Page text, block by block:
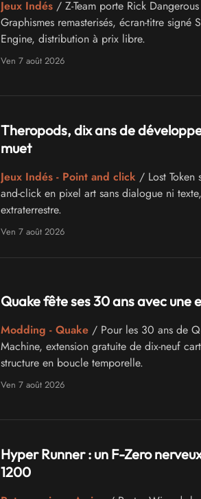
Jeux Indés/ Z-Team porte Rick
Graphismes remasterisés, écran-titre
Engine, distribution à prix libre.
Ven 7 août 2026
Theropods, dix ans de
muet
Jeux Indés - Point and click/ Lost Token
and-click en pixel art sans dialogue ni
extraterrestre.
Ven 7 août 2026
Quake fête ses 30 ans avec une
Modding - Quake/ Pour les 30 ans de
Machine, extension gratuite de dix-neuf
structure en boucle temporelle.
Ven 7 août 2026
Hyper Runner : un F-Zero
1200